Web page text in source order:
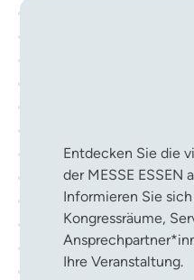
Entdecken Sie die
der MESSE ESSEN
Informieren Sie
Kongressräume,
Ihre Veranstaltung.